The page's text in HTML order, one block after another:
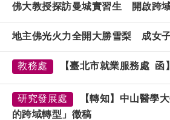
佛大教授探訪曼城實習生 開啟跨
地主佛光火力全開大勝雪梨 成女
教務處 【臺北市就業服務處
研究發展處
【轉知】中山醫學
的跨域轉型」徵稿